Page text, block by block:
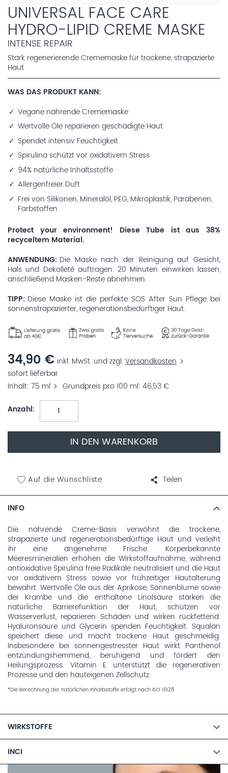
UNIVERSAL FACE CARE
HYDRO-LIPID CREME MASKE
INTENSE REPAIR
Stark regenerierende Crememaske für trockene, strapazierte
Haut
WAS DAS PRODUKT KANN
Vegane nährende Crememaske
Wertvolle Öle reparieren geschädigte Haut
Spendet intensiv Feuchtigkeit
Spirulina schützt vor oxidativem Stress
94% natürliche Inhaltsstoffe
Allergenfreier Duft
Frei von Silikonen, Mineralöl, PEG, Mikroplastik, Parabenen,
Farbstoffen
Protect your environment! Diese Tube ist aus 38%
recyceltem Material.
ANWENDUNG Die Maske nach der Reinigung auf Gesicht,
Hals und Dekolleté auftragen. 20 Minuten einwirken lassen,
anschließend Masken-Reste abnehmen.
TIPP Diese Maske ist die perfekte SOS After Sun Pflege bei
sonnenstrapazierter, regenerationsbedürftiger Haut.
34,90 € inkl. MwSt. und zzgl. Versandkosten
sofort lieferbar
Inhalt 75 ml Grundpreis pro 100 ml 46,53 €
Anzahl
IN DEN WARENKORB
Auf die Wunschliste Teilen
INFO
Die nährende Creme-Basis verwöhnt die trockene,
strapazierte und regenerationsbedürftige Haut und verleiht
ihr eine angenehme Frische. Körperbekannte
Meeresmineralien erhöhen die Wirkstoffaufnahme, während
antioxidative Spirulina freie Radikale neutralisiert und die Haut
vor oxidativem Stress sowie vor frühzeitiger Hautalterung
bewahrt. Wertvolle Öle aus der Aprikose, Sonnenblume sowie
der Krambe und die enthaltene Linolsäure stärken die
natürliche Barrierefunktion der Haut, schützen vor
Wasserverlust, reparieren Schäden und wirken rückfettend.
Hyaluronsäure und Glycerin spenden Feuchtigkeit. Squalan
speichert diese und macht trockene Haut geschmeidig.
Insbesondere bei sonnengestresster Haut wirkt Panthenol
entzündungshemmend, beruhigend und fördert den
Heilungsprozess. Vitamin E unterstützt die regenerativen
Prozesse und den hauteigenen Zellschutz.
*Die Berechnung der natürlichen Inhaltsstoffe erfolgt nach ISO 16128
WIRKSTOFFE
INCI